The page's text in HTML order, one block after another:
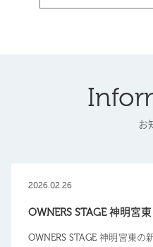
お
2026.02.26
OWNERS STAGE 神明宮
OWNERS STAGE 神明宮東